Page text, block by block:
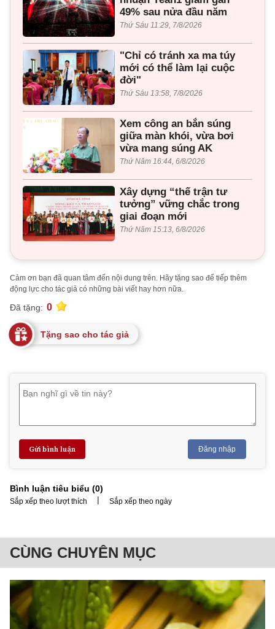
49% sau nửa đầu năm
Thứ Sáu 11:29, 7/8/2026
"Chỉ có tránh xa ma túy
mới có thể làm lại cuộc
đời"
Thứ Sáu 13:58, 7/8/2026
Xem công an bắn súng
giữa màn khói, vừa bơi
vừa mang súng AK
Thứ Năm 16:44, 6/8/2026
Xây dựng “thế trận tư
tưởng” vững chắc trong
giai đoạn mới
Thứ Năm 15:13, 6/8/2026
Cảm ơn bạn đã quan tâm đến nội dung trên. Hãy tặng sao để tiếp thêm
động lực cho tác giả có những bài viết hay hơn nữa.
Đã tặng: 0
Tặng sao cho tác giả
Gửi bình luận Đăng nhập
Bình luận tiêu biểu (0)
Sắp xếp theo lượt thích | Sắp xếp theo ngày
CÙNG CHUYÊN MỤC